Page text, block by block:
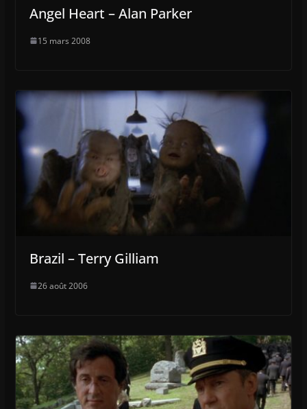
Angel Heart – Alan Parker
15 mars 2008
Brazil – Terry Gilliam
26 août 2006